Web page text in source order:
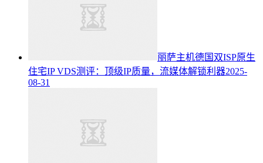
丽萨主机德国双ISP原生
住宅IP VDS测评：顶级IP质量，流媒体解锁利器2025-
08-31